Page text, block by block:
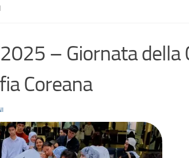
– Giornata della
Coreana